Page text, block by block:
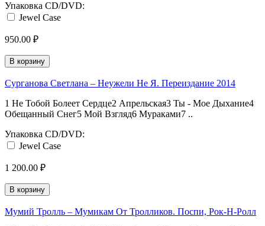
Упаковка CD/DVD:
Jewel Case
950.00 ₽
В корзину
Сурганова Светлана – Неужели Не Я. Переиздание 2014
1 Не Тобой Болеет Сердце2 Апрельская3 Ты - Мое Дыхание4
Обещанный Снег5 Мой Взгляд6 Мураками7 ..
Упаковка CD/DVD:
Jewel Case
1 200.00 ₽
В корзину
Мумий Тролль – Мумикам От Тролликов. Поспи, Рок-Н-Ролл